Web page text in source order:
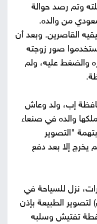
وتم رصد حوالة
5000 ريال سعودي من والده.
القاصرين. وبعد أن
صور زوجته
والضغط عليه، ولم
إب، ولد وعاش
والده في صنعاء
"التصوير
يخرج إلا بعد دفع
نزل للسياحة في
الطبيعة بإذن
تفتيش وسلبه